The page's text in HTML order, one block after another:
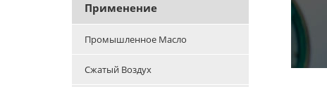
Применение
Промышленное Масло
Сжатый Воздух